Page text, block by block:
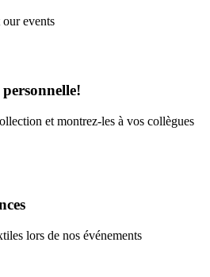
events
et montrez-les à vos collègues
lors de nos événements